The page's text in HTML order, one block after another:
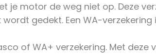
je motor de weg niet op. Deze
gedekt. Een WA-
of WA+ verzekering. Met